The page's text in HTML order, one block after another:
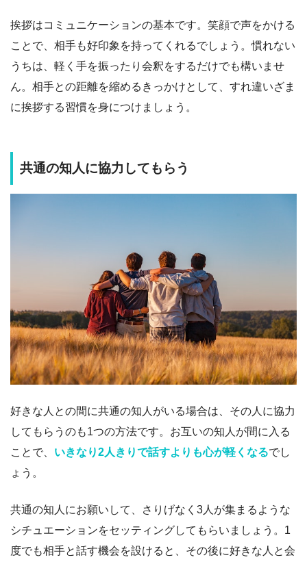
挨拶はコミュニケーションの基本です。笑顔で声をかける
ことで、相手も好印象を持ってくれるでしょう。慣れない
うちは、軽く手を振ったり会釈をするだけでも構いませ
ん。相手との距離を縮めるきっかけとして、すれ違いざま
に挨拶する習慣を身につけましょう。
共通の知人に協力してもらう
好きな人との間に共通の知人がいる場合は、その人に協力
してもらうのも1つの方法です。お互いの知人が間に入る
ことで、 いきなり2人きりで話すよりも心が軽くなるでし
ょう。
共通の知人にお願いして、さりげなく3人が集まるような
シチュエーションをセッティングしてもらいましょう。1
度でも相手と話す機会を設けると、その後に好きな人と会